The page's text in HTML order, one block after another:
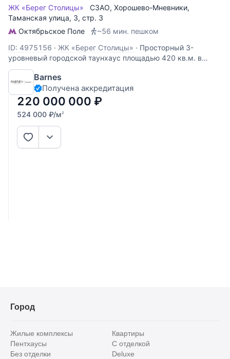
ЖК «Берег Столицы» СЗАО, Хорошево-Мневники,
Таманская улица, 3, стр. 3
Октябрьское Поле
~56 мин. пешком
ID: 4975156 · ЖК «Берег Столицы» · Просторный 3-
уровневый городской таунхаус площадью 420 кв.м. в
жилом комплексе «Берег Столицы» на территории
заповедника Серебряный бор. Таунхаус расположен на
земельном участке площадью 4 сотки. Таунхаус без
отделки с возможностью разместить: 1
Barnes
Получена аккредитация
220 000 000 ₽
524 000 ₽/м2
Город
Жилые комплексы
Квартиры
Пентхаусы
С отделкой
Без отделки
Deluxe